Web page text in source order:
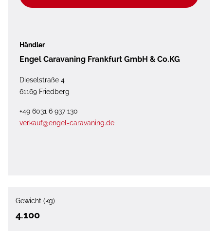
Händler
Engel Caravaning Frankfurt GmbH & Co.KG
Dieselstraße 4
61169 Friedberg
+49 6031 6 937 130
verkauf@engel-caravaning.de
Gewicht (kg)
4.100